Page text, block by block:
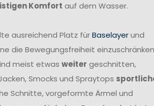
Komfort auf dem Wasser.
ausreichend Platz fürBaselayerund
die Bewegungsfreiheit
meist etwas weiter geschnitten,
Smocks und Spraytops
Schnitte, vorgeformte Ärmel und